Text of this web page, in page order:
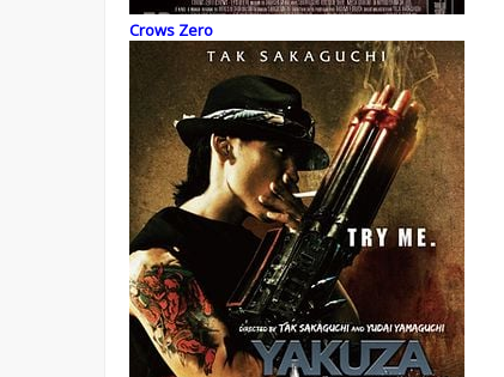
Crows Zero